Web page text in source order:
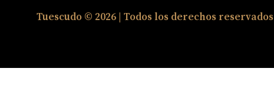
Tuescudo © 2026 | Todos los derechos reservados